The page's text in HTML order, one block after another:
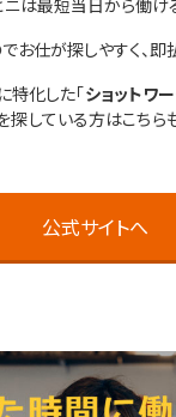
ニは最短当日から働け
お仕が探しやすく、即
特化した「ショットワ
探している方はこちら
公式サイトへ